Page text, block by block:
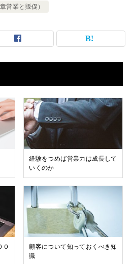
営業と販促）
経験をつめば営業力は成長して
いくのか
０
顧客について知っておくべき知
識